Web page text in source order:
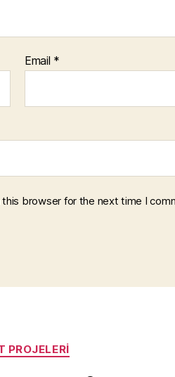
Email *
browser for the next time I
Categories
PROJELERI